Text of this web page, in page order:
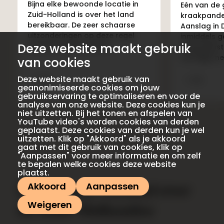
Deze website maakt gebruik
van cookies
Deze website maakt gebruik van
geanonimiseerde cookies om jouw
gebruikservaring te optimaliseren en voor de
analyse van onze website. Deze cookies kun je
niet uitzetten. Bij het tonen en afspelen van
YouTube video's worden cookies van derden
geplaatst. Deze cookies van derden kun je wel
uitzetten. Klik op "Akkoord" als je akkoord
gaat met dit gebruik van cookies, klik op
"Aanpassen" voor meer informatie en om zelf
te bepalen welke cookies deze website
plaatst.
Akkoord
Aanpassen
Weigeren
Bijna elke bewoonde locatie in
Zuid-Holland is over het land
bereikbaar. De zeer schaarse
uitzonderingen op deze regel
noemen we een eiland.
Eén van
Aanslag in
inmiddels
Heb jij een verhaal over
de Zuid-Hollandse